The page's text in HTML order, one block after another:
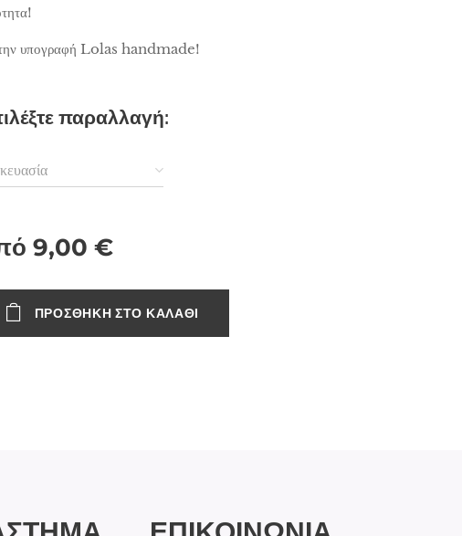
υπογραφή Lolas handmade!
παραλλαγή:
9,00 €
ΠΡΟΣΘΉΚΗ ΣΤΟ ΚΑΛΆΘΙ